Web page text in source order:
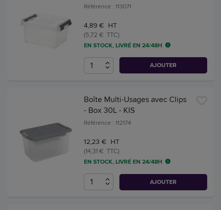
Référence : 113071
4,89 € HT
(5,72 € TTC)
EN STOCK, LIVRÉ EN 24/48H
AJOUTER
Boîte Multi-Usages avec Clips
- Box 30L - KIS
Référence : 112174
12,23 € HT
(14,31 € TTC)
EN STOCK, LIVRÉ EN 24/48H
AJOUTER